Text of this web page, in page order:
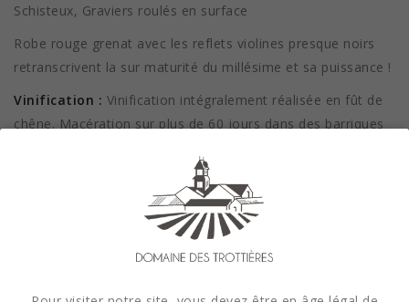
Schisteux, Graviers roulés en surface
Robe rouge grenat avec les reflets violines presque noirs
retranscrivent la sur maturité du millésime et sa puissance !
Vinification : Vinification intégralement réalisée en fût de
chêne. Macération sur plus de 60 jours dans des barriques
Commentaire de dégustation par Jean-Michel Monnier :
----------------------------------------------------------------------------
-------------------------------